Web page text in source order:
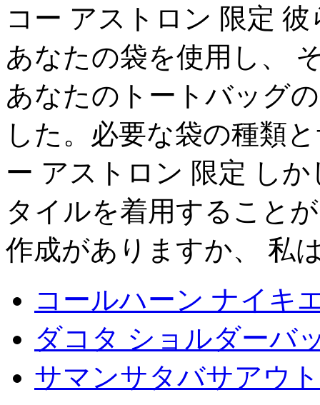
コー アストロン 限定
あなたの袋を使用し、
あなたのトートバッグ
した。必要な袋の種類
ー アストロン 限定 し
タイルを着用すること
作成がありますか、 私
コールハーン ナイキ
ダコタ ショルダーバ
サマンサタバサアウ